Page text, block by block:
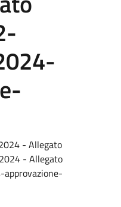
- Allegato
- Allegato